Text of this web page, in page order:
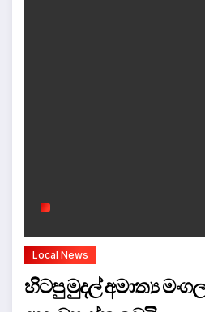
Local News
හිටපු මුදල් අමාත්‍ය